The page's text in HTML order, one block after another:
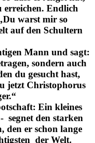
erreichen. Endlich
warst mir so
auf den Schultern
Mann und sagt:
sondern auch
du gesucht hast,
jetzt Christophorus
Ein kleines
segnet den starken
den er schon lange
der Welt.